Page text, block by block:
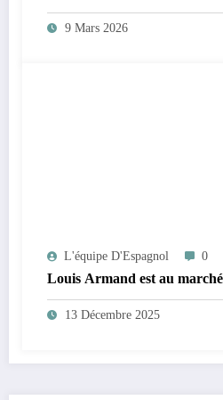
9 Mars 2026
L'équipe D'Espagnol 0
Louis Armand est au
13 Décembre 2025